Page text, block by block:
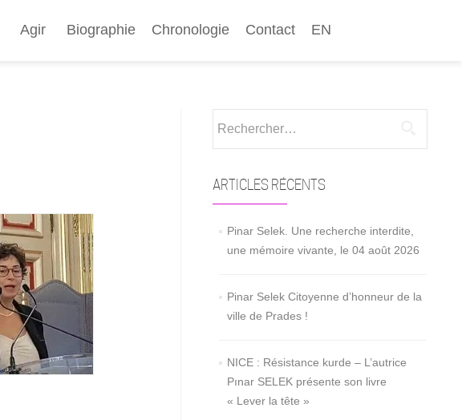
au
Agir Biographie Chronologie Contact EN
ARTICLES RÉCENTS
Pinar Selek. Une recherche interdite,
une mémoire vivante, le 04 août 2026
Pinar Selek Citoyenne d’honneur de la
ville de Prades !
NICE : Résistance kurde – L’autrice
Pınar SELEK présente son livre
« Lever la tête »